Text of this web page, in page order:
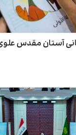
آستان مقدس